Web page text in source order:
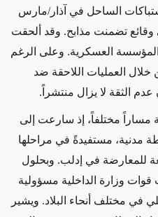
الساحل في آذار/مارس
تضمنت مذابح. وقد ألحقت
العسكرية. وعلى الرغم
العمليات اللاحقة ضد
الثقة لا يزال منتشراً .
مساراً مختلفاً، إذ سارعت إلى
مدنية، مستفيدةً في مراحلها
للمعارضة في إدلب. وبحلول
من عام 2025، تولت قوات وزارة الداخلية مسؤولية
في مختلف أنحاء البلاد. ويشير